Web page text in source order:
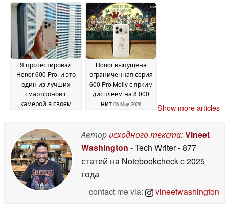
массивным
аккумулятором12 May
2026
Snapdragon
Я протестировал
Honor 600 Pro, и это
один из лучших
смартфонов с
камерой в своем
Honor выпущена
ограниченная серия
600 Pro Molly с ярким
дисплеем на 8 000
нит 06 May 2026 Show more articles
Авторисходного текста:Vineet
Washington - Tech Writer- 877
статей на Notebookcheckc 2025
года
contact me via:
vineetwashington